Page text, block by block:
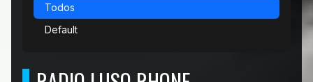
Todos
Default